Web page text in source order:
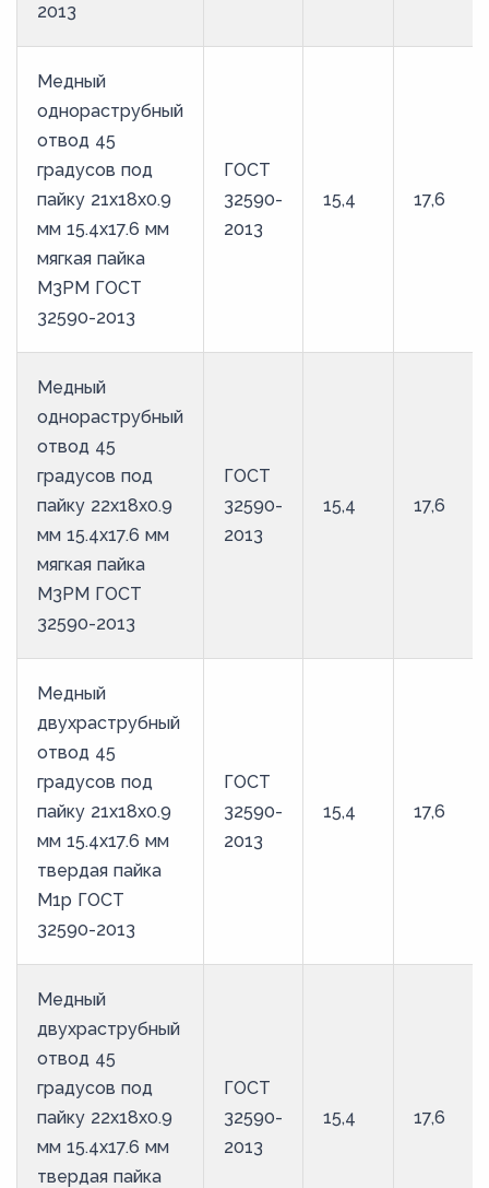
2013
Медный
однораструбный
отвод 45
градусов под
пайку 21х18х0.9
мм 15.4х17.6 мм
мягкая пайка
М3РМ ГОСТ
32590-2013
ГОСТ
32590-
2013
15,4 17,6
Медный
однораструбный
отвод 45
градусов под
пайку 22х18х0.9
мм 15.4х17.6 мм
мягкая пайка
М3РМ ГОСТ
32590-2013
ГОСТ
32590-
2013
15,4 17,6
Медный
двухраструбный
отвод 45
градусов под
пайку 21х18х0.9
мм 15.4х17.6 мм
твердая пайка
М1р ГОСТ
32590-2013
ГОСТ
32590-
2013
15,4 17,6
Медный
двухраструбный
отвод 45
градусов под
пайку 22х18х0.9
мм 15.4х17.6 мм
твердая пайка
ГОСТ
32590-
2013
15,4 17,6